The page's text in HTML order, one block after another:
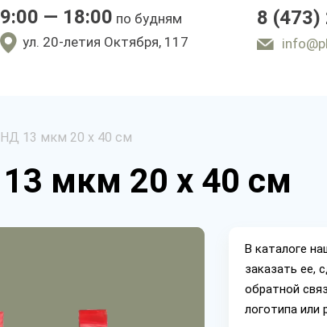
9:00 — 18:00 по будням
ул. 20-летия Октября, 117
8 (473)
13 мкм 20 х 40 см
мкм 20 х 40 см
В каталоге
заказать ее,
обратной
логотипа или